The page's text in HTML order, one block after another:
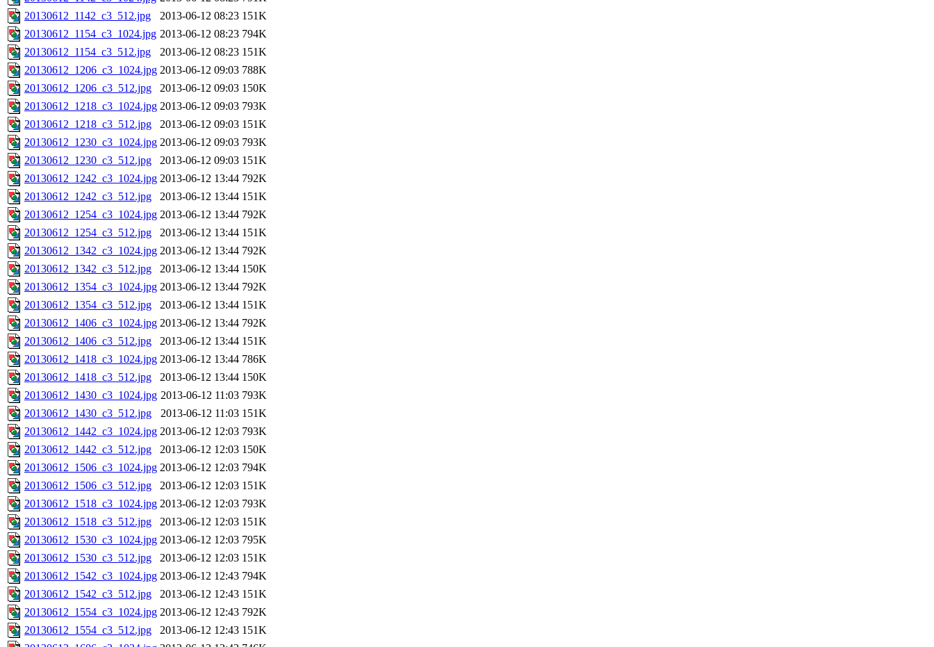
20130612_1142_c3_512.jpg
2013-06-12 08:23 151K
20130612_1154_c3_1024.jpg 2013-06-12 08:23 794K
20130612_1154_c3_512.jpg
2013-06-12 08:23 151K
20130612_1206_c3_1024.jpg 2013-06-12 09:03 788K
20130612_1206_c3_512.jpg
2013-06-12 09:03 150K
20130612_1218_c3_1024.jpg 2013-06-12 09:03 793K
20130612_1218_c3_512.jpg
2013-06-12 09:03 151K
20130612_1230_c3_1024.jpg 2013-06-12 09:03 793K
20130612_1230_c3_512.jpg
2013-06-12 09:03 151K
20130612_1242_c3_1024.jpg 2013-06-12 13:44 792K
20130612_1242_c3_512.jpg
2013-06-12 13:44 151K
20130612_1254_c3_1024.jpg 2013-06-12 13:44 792K
20130612_1254_c3_512.jpg
2013-06-12 13:44 151K
20130612_1342_c3_1024.jpg 2013-06-12 13:44 792K
20130612_1342_c3_512.jpg
2013-06-12 13:44 150K
20130612_1354_c3_1024.jpg 2013-06-12 13:44 792K
20130612_1354_c3_512.jpg
2013-06-12 13:44 151K
20130612_1406_c3_1024.jpg 2013-06-12 13:44 792K
20130612_1406_c3_512.jpg
2013-06-12 13:44 151K
20130612_1418_c3_1024.jpg 2013-06-12 13:44 786K
20130612_1418_c3_512.jpg
2013-06-12 13:44 150K
20130612_1430_c3_1024.jpg 2013-06-12 11:03 793K
20130612_1430_c3_512.jpg
2013-06-12 11:03 151K
20130612_1442_c3_1024.jpg 2013-06-12 12:03 793K
20130612_1442_c3_512.jpg
2013-06-12 12:03 150K
20130612_1506_c3_1024.jpg 2013-06-12 12:03 794K
20130612_1506_c3_512.jpg
2013-06-12 12:03 151K
20130612_1518_c3_1024.jpg 2013-06-12 12:03 793K
20130612_1518_c3_512.jpg
2013-06-12 12:03 151K
20130612_1530_c3_1024.jpg 2013-06-12 12:03 795K
20130612_1530_c3_512.jpg
2013-06-12 12:03 151K
20130612_1542_c3_1024.jpg 2013-06-12 12:43 794K
20130612_1542_c3_512.jpg
2013-06-12 12:43 151K
20130612_1554_c3_1024.jpg 2013-06-12 12:43 792K
20130612_1554_c3_512.jpg
2013-06-12 12:43 151K